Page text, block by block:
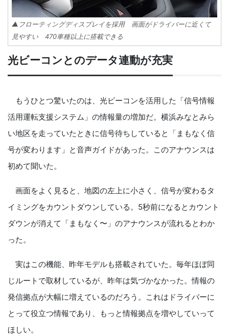
▲フローティングディスプレイを採用 画面がドライバーに近くて
見やすい 470車種以上に搭載できる
光ビーコンとのデータ連動が充実
もうひとつ驚いたのは、光ビーコンを活用した「信号情報
活用運転支援システム」の情報量の増加だ。横浜みなとみら
い地区を走っていたときに信号待ちしていると「まもなく信
号が変わります」と音声ガイドがあった。このアナウンスは
初めて聞いた。
画面をよく見ると、地図の左上に小さく、信号が変わるタ
イミングをカウントダウンしている。5秒前になるとカウント
ダウンが消えて「まもなく〜」のアナウンスが流れるとわか
った。
実はこの機能、昨年モデルも搭載されていた。毎年ほぼ同
じルートで取材しているが、昨年は気づかなかった。情報の
発信拠点が大幅に増えているのだろう。これはドライバーに
とって役立つ情報であり、もっと情報拠点を増やしていって
ほしい。